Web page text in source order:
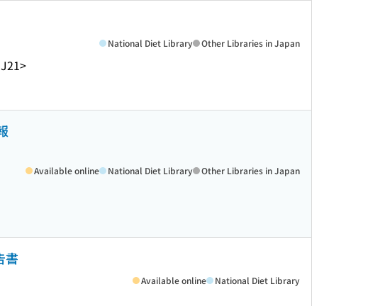
National Diet Library Other Libraries in Japan
Available online National Diet Library Other Libraries in Japan
書
Available online National Diet Library